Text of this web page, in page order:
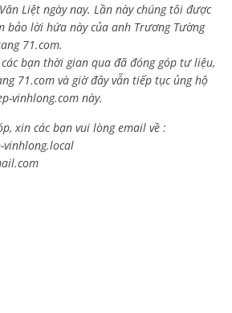
Liệt ngày nay. Lần này chúng tôi được
bảo lời hứa này của anh Trương Tường
71.com.
bạn thời gian qua đã đóng góp tư liệu,
71.com và giờ đây vẫn tiếp tục ủng hộ
vinhlong.com này.
xin các bạn vui lòng email về :
vinhlong.local